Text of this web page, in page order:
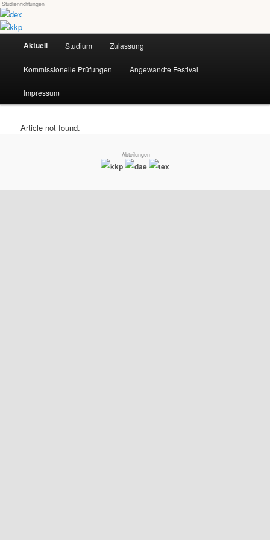
Skip
to
primary
contentdex-kkp
Universität für angewandte Kunst Wien
Studienrichtungen
Aktuell Studium Zulassung
Kommissionelle Prüfungen Angewandte Festival
Impressum
Article not found.
Abteilungen